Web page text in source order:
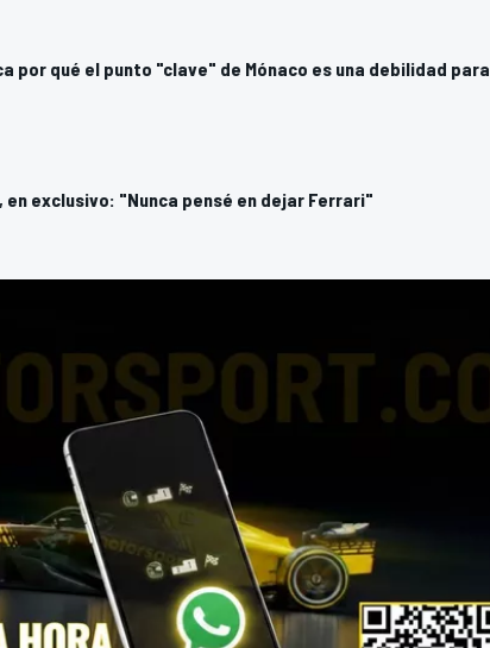
por qué el punto "clave" de Mónaco es una debilidad para
en exclusivo: "Nunca pensé en dejar Ferrari"